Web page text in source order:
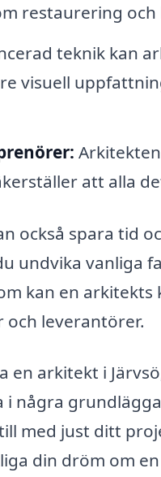
restaurering
teknik kan
visuell
att alla
också spara tid
undvika vanliga
kan en
leverantörer.
en arkitekt i
några
med just ditt
din dröm om